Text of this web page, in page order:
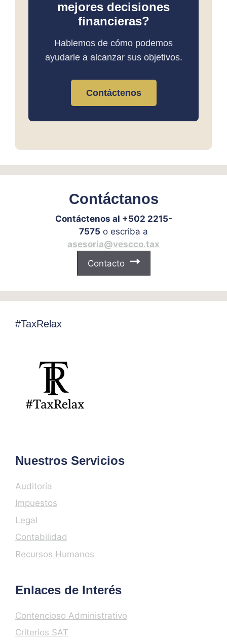
mejores decisiones
financieras?
Hablemos de cómo podemos
ayudarle a alcanzar sus objetivos.
Contáctenos
Contáctanos
Contáctenos al +502 2215-
7575 o escriba a
asesoria@vescco.tax
Contacto
#TaxRelax
Nuestros Servicios
Auditoría
Impuestos
Legal
Contabilidad
Recursos Humanos
Enlaces de Interés
Contencioso Administrativo
Criterios SAT